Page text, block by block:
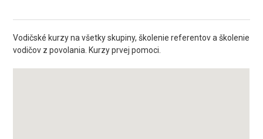
Vodičské kurzy na všetky skupiny, školenie referentov a školenie
vodičov z povolania. Kurzy prvej pomoci.